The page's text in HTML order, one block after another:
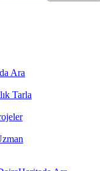
Ara
Tarla